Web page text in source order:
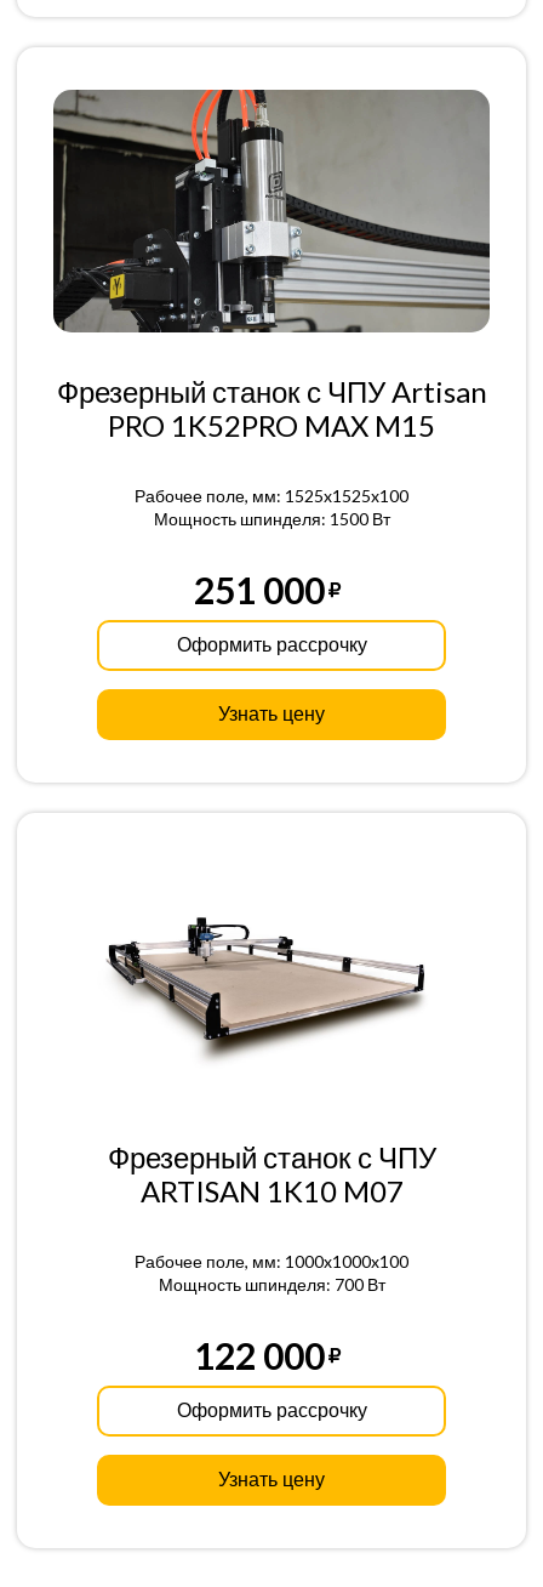
Фрезерный станок с ЧПУ Artisan
PRO 1K52PRO MAX M15
Рабочее поле, мм: 1525x1525x100
Мощность шпинделя: 1500 Вт
251 000
Оформить рассрочку
Узнать цену
Фрезерный станок с ЧПУ
ARTISAN 1K10 M07
Рабочее поле, мм: 1000x1000x100
Мощность шпинделя: 700 Вт
122 000
Оформить рассрочку
Узнать цену